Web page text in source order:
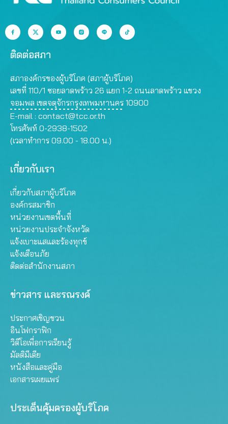
ติดต่อสภา
สภาองค์กรของผู้บริโภค (สภาผู้บริโภค)
เลขที่ 110/1 ซอยลาดพร้าว 26 แยก 1-2 ถนนลาดพร้าว แขวง
จอมพล เขตจตุจักรกรุงเทพมหานคร 10900
E-mail : contact@tcc.or.th
โทรศัพท์ 0-2938-1502
(เวลาทำการ 09.00 - 18.00 น.)
เกี่ยวกับเรา
เกี่ยวกับสภาผู้บริโภค
องค์กรสมาชิก
หน่วยงานเขตพื้นที่
หน่วยงานประจำจังหวัด
แจ้งเบาะแสและร้องทุกข์
แจ้งเตือนภัย
ติดต่อสำนักงานสภา
ข่าวสาร และรณรงค์
ประกาศเชิญชวน
อินโฟกราฟิก
วิดีโอเพื่อการเรียนรู้
มัลติมีเดีย
หนังสือและคู่มือ
เอกสารเผยแพร่
ประเด็นคุ้มครองผู้บริโภค